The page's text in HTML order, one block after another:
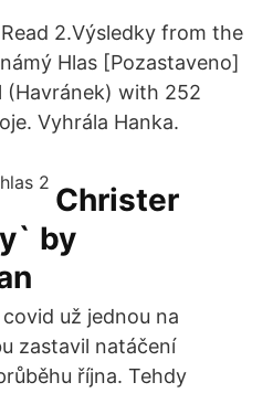
2.Výsledky from the
Hlas [Pozastaveno]
(Havránek) with 252
Vyhrála Hanka.
Christer
by
už jednou na
zastavil natáčení
října. Tehdy